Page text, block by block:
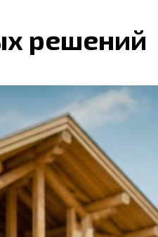
решений